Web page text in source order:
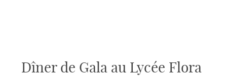
Dîner de Gala au Lycée Flora